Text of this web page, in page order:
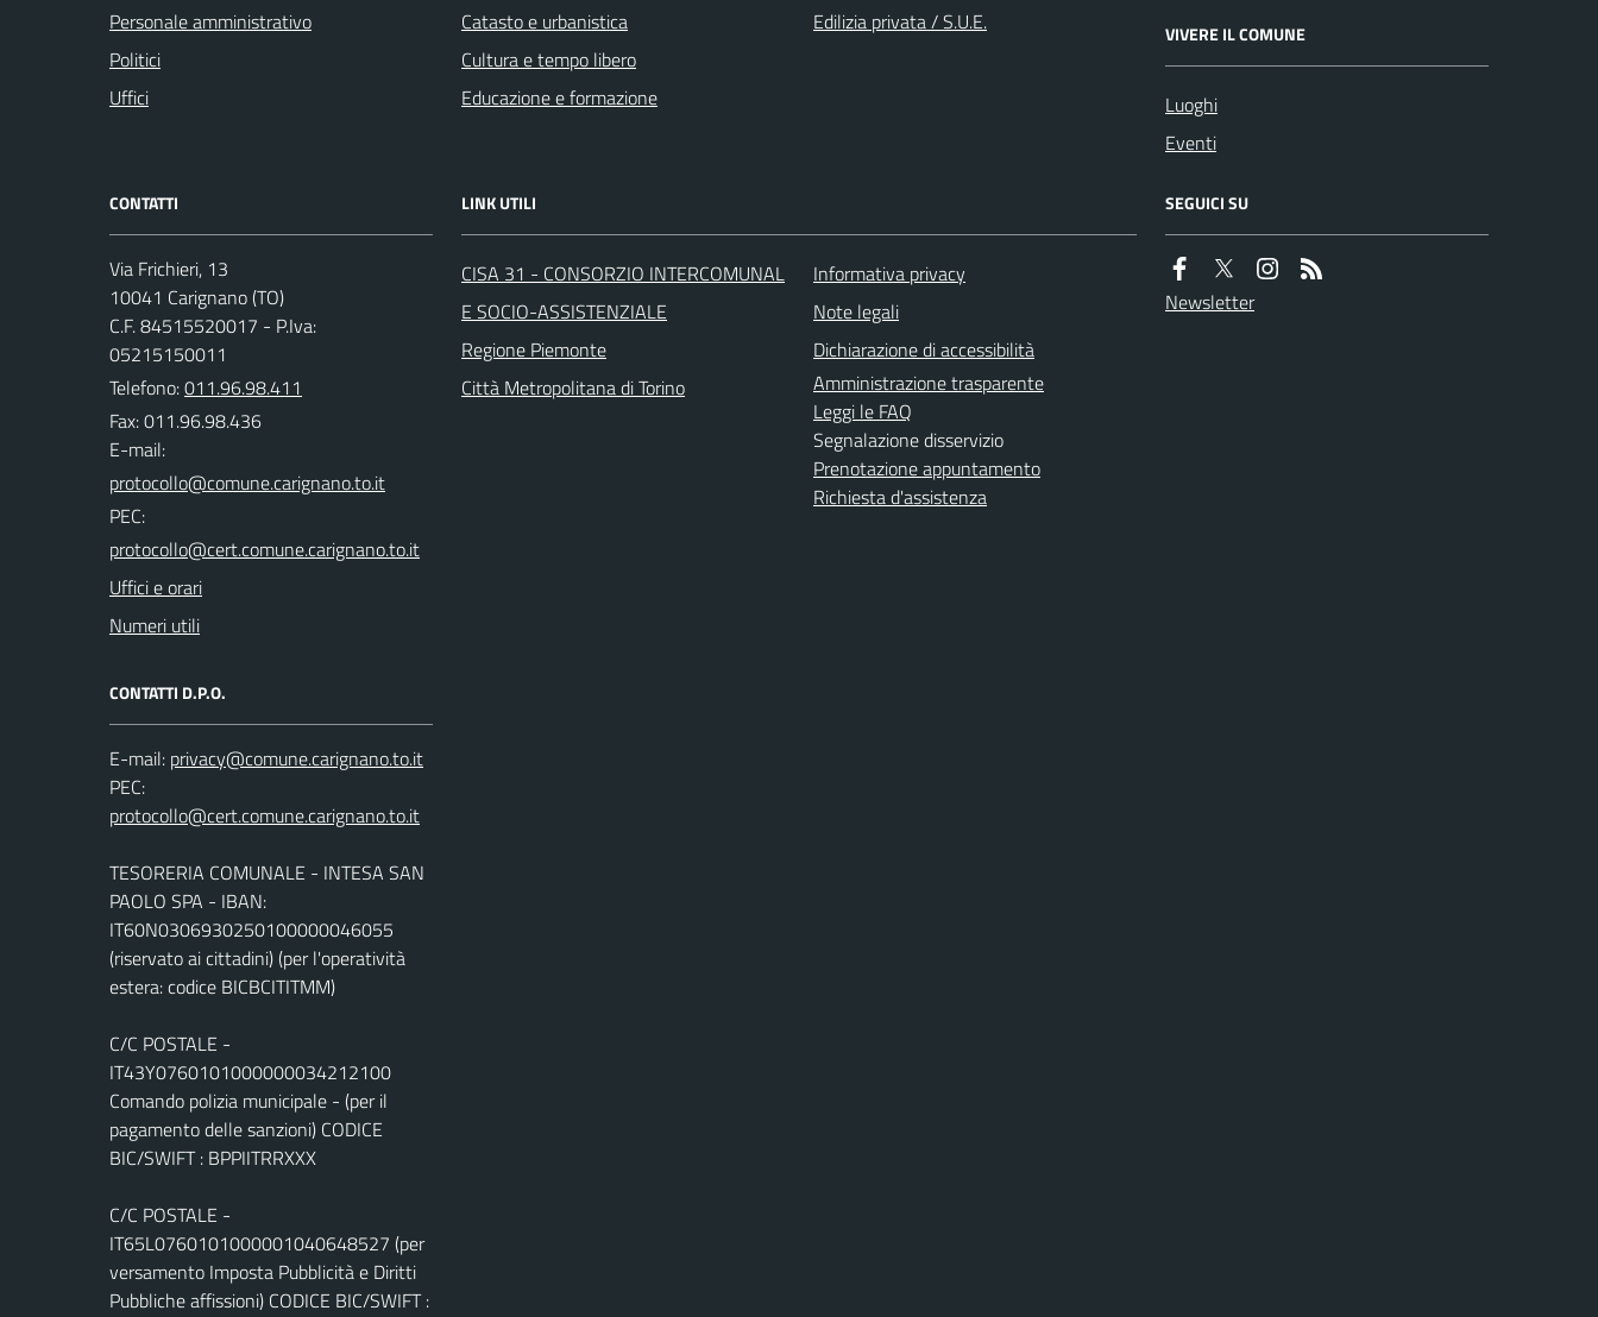
Personale amministrativo
Politici
Uffici
Catasto e urbanistica
Cultura e tempo libero
Educazione e formazione
Edilizia privata / S.U.E.
VIVERE IL COMUNE
Luoghi
Eventi
CONTATTI
Via Frichieri, 13
10041 Carignano (TO)
C.F. 84515520017 - P.Iva:
05215150011
Telefono:011.96.98.411
Fax: 011.96.98.436
E-mail:
PEC:
Uffici e orari
Numeri utili
CONTATTI D.P.O.
E-mail:
PEC:
TESORERIA COMUNALE - INTESA SAN
PAOLO SPA - IBAN:
IT60N0306930250100000046055
(riservato ai cittadini) (per l'operatività
estera: codice BICBCITITMM)
C/C POSTALE -
IT43Y0760101000000034212100
Comando polizia municipale - (per il
pagamento delle sanzioni) CODICE
BIC/SWIFT : BPPIITRRXXX
C/C POSTALE -
IT65L0760101000001040648527 (per
versamento Imposta Pubblicità e Diritti
Pubbliche affissioni) CODICE BIC/SWIFT :
LINK UTILI
CISA 31 - CONSORZIO INTERCOMUNAL
E SOCIO-ASSISTENZIALE
Regione Piemonte
Città Metropolitana di Torino
Informativa privacy
Note legali
Dichiarazione di accessibilità
Amministrazione trasparente
Leggi le FAQ
Segnalazione disservizio
Prenotazione appuntamento
Richiesta d'assistenza
SEGUICI SU
Newsletter